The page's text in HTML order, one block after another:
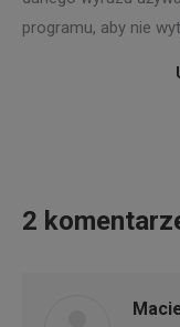
programu, aby nie
2